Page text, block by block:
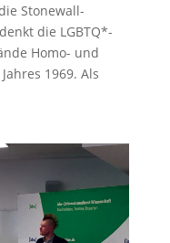
Stonewall-
die LGBTQ*-
Homo- und
1969. Als